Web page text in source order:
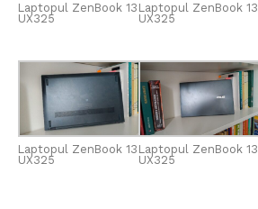
Laptopul ZenBook 13
UX325
Laptopul ZenBook 13
UX325
Laptopul ZenBook 13
UX325
Laptopul ZenBook 13
UX325